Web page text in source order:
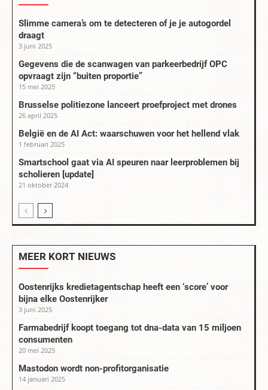
Slimme camera’s om te detecteren of je je autogordel
draagt
3 juni 2025
Gegevens die de scanwagen van parkeerbedrijf OPC
opvraagt zijn “buiten proportie”
15 mei 2025
Brusselse politiezone lanceert proefproject met drones
26 april 2025
België en de AI Act: waarschuwen voor het hellend vlak
1 februari 2025
Smartschool gaat via AI speuren naar leerproblemen bij
scholieren [update]
21 oktober 2024
MEER KORT NIEUWS
Oostenrijks kredietagentschap heeft een ‘score’ voor
bijna elke Oostenrijker
3 juni 2025
Farmabedrijf koopt toegang tot dna-data van 15 miljoen
consumenten
20 mei 2025
Mastodon wordt non-profitorganisatie
14 januari 2025